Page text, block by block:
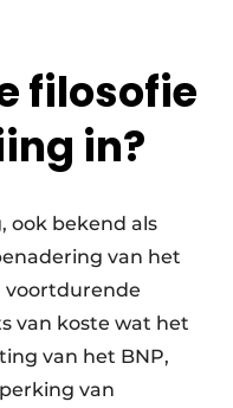
filosofie
in?
ook bekend als
van het
voortdurende
van koste wat het
van het BNP,
van